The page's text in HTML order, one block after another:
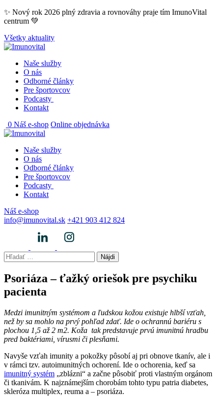
Skip
to
✨ Nový rok 2026 plný zdravia a rovnováhy praje tím ImunoVital
centrum 💚
Všetky aktuality
Naše služby
O nás
Odborné články
Pre športovcov
Podcasty
Kontakt
0 Náš e-shop Online objednávka
Naše služby
O nás
Odborné články
Pre športovcov
Podcasty
Kontakt
Náš e-shop
info@imunovital.sk +421 903 412 824
Hľadať:
Psoriáza – ťažký oriešok pre psychiku
pacienta
Medzi imunitným systémom a ľudskou kožou existuje hlbší vzťah,
než by sa mohlo na prvý pohľad zdať. Ide o ochrannú bariéru s
plochou 1,5 až 2 m2. Koža tak predstavuje prvú imunitnú hradbu
pred baktériami, vírusmi či plesňami.
Navyše vzťah imunity a pokožky pôsobí aj pri obnove tkanív, ale i
v rámci tzv. autoimunitných ochorení. Ide o ochorenia, keď sa
imunitný systém „zblázni“ a začne pôsobiť proti vlastným orgánom
či tkanivám. K najznámejším chorobám tohto typu patria diabetes,
skleróza multiplex, reuma a – psoriáza.